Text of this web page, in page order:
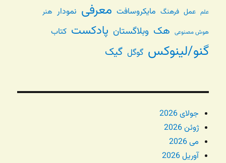
علم عمل فرهنگ مایکروسافت معرفی نمودار هنر
هوش مصنوعی هک وبلاگستان پادکست کتاب
گنو/لینوکس گوگل گیک
جولای 2026
ژوئن 2026
می 2026
آوریل 2026